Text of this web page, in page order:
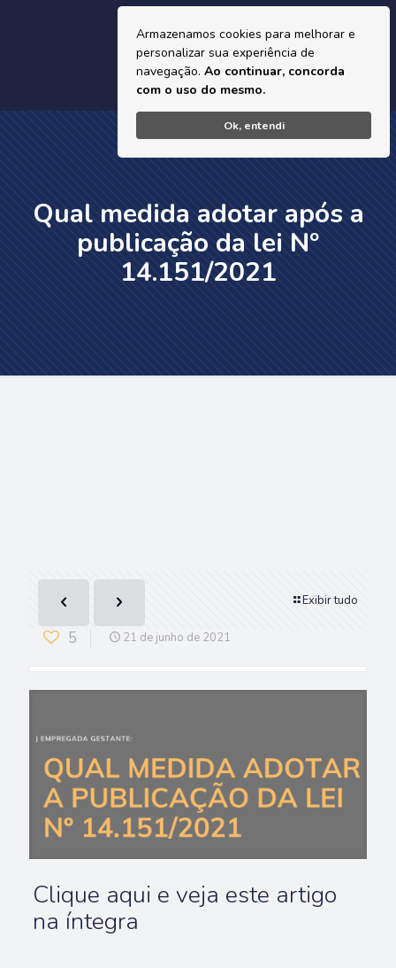
Armazenamos cookies para melhorar e
personalizar sua experiência de
navegação. Ao continuar, concorda
com o uso do mesmo.
Ok, entendi
Qual medida adotar após a
publicação da lei Nº
14.151/2021
Exibir tudo
5 21 de junho de 2021
Clique aqui e veja este artigo
na íntegra